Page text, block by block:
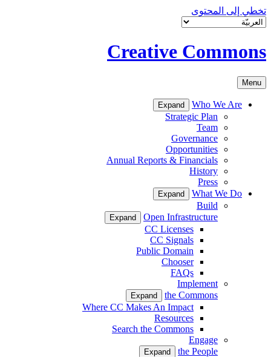
تخطي إلى المحتوى
Creative Commons
Menu
Who We Are
Expand
Strategic Plan
Team
Governance
Opportunities
Annual Reports & Financials
History
Press
What We Do
Expand
Build
Open Infrastructure
Expand
CC Licenses
CC Signals
Public Domain
Chooser
FAQs
Implement
the Commons
Expand
Where CC Makes An Impact
Resources
Search the Commons
Engage
the People
Expand